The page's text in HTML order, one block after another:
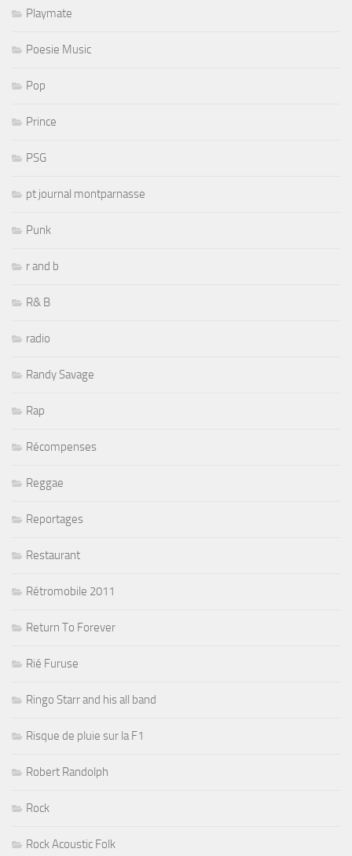
Playmate
Poesie Music
Pop
Prince
PSG
pt journal montparnasse
Punk
r and b
R& B
radio
Randy Savage
Rap
Récompenses
Reggae
Reportages
Restaurant
Rétromobile 2011
Return To Forever
Rié Furuse
Ringo Starr and his all band
Risque de pluie sur la F1
Robert Randolph
Rock
Rock Acoustic Folk